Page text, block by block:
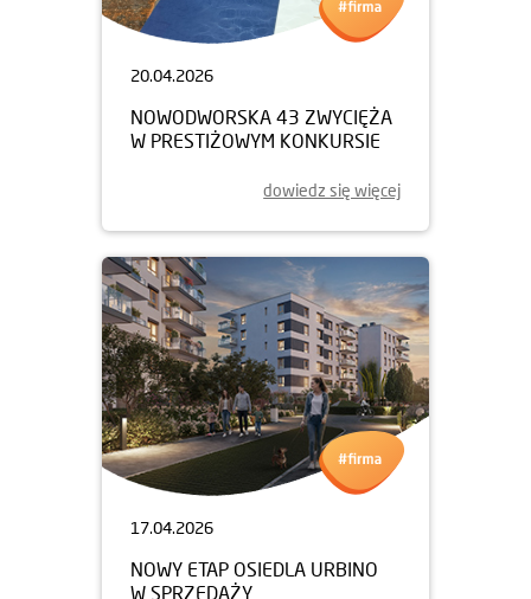
20.04.2026
NOWODWORSKA 43 ZWYCIĘŻA
W PRESTIŻOWYM KONKURSIE
dowiedz się więcej
17.04.2026
NOWY ETAP OSIEDLA URBINO
W SPRZEDAŻY